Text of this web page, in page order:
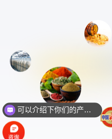
可以介绍下你们的产品么？
你们是怎么收费的呢？